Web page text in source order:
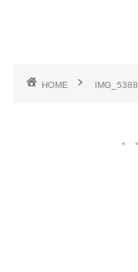
HOME IMG_5388